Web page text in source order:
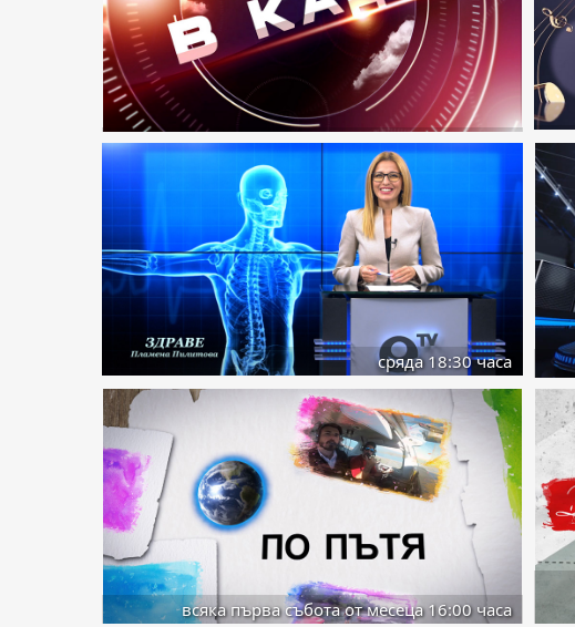
сряда 18:30 часа
всяка първа събота от месеца 16:00 часа